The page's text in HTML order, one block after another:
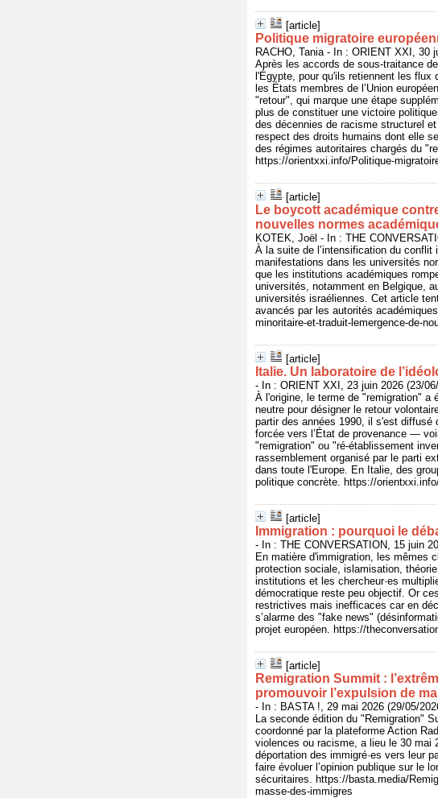
[article]
Politique migratoire
RACHO, Tania - In : ORIENT XXI, 30
Après les accords de sous-traitance
l'Égypte, pour qu'ils retiennent les flux
les États membres de l’Union
"retour", qui marque une étape
plus de constituer une victoire
des décennies de racisme structurel
respect des droits humains dont elle
des régimes autoritaires chargés du
https://orientxxi.info/Politique-
[article]
Le boycott académique
nouvelles normes
KOTEK, Joël - In : THE
À la suite de l’intensification du conflit
manifestations dans les universités
que les institutions académiques
universités, notamment en Belgique,
universités israéliennes. Cet article
avancés par les autorités
minoritaire-et-traduit-lemergence-de-
[article]
Italie. Un laboratoire de
- In : ORIENT XXI, 23 juin 2026 (23/
À l'origine, le terme de "remigration"
neutre pour désigner le retour
partir des années 1990, il s'est diffusé
forcée vers l’État de provenance —
"remigration" ou "ré-établissement
rassemblement organisé par le parti
dans toute l'Europe. En Italie, des
politique concrète. https://
[article]
Immigration : pourquoi le
- In : THE CONVERSATION, 15 juin
En matière d'immigration, les mêmes
protection sociale, islamisation,
institutions et les chercheur·es
démocratique reste peu objectif. Or
restrictives mais inefficaces car en
s’alarme des "fake news"
projet européen. https://
[article]
Remigration Summit :
promouvoir l’expulsion de
- In : BASTA !, 29 mai 2026 (29/05/
La seconde édition du "Remigration"
coordonné par la plateforme Action
violences ou racisme, a lieu le 30 mai
déportation des immigré·es vers leur
faire évoluer l’opinion publique sur le
sécuritaires. https://basta.media/
masse-des-immigres